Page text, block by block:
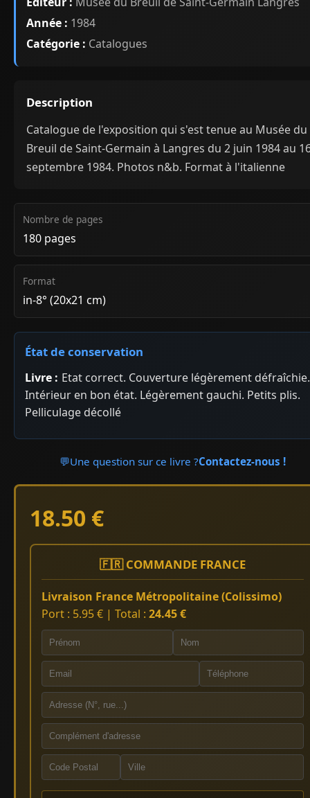
Année : 1984
Catégorie : Catalogues
Description
Catalogue de l'exposition qui s'est tenue au Musée du
Breuil de Saint-Germain à Langres du 2 juin 1984 au
septembre 1984. Photos n&b. Format à l'italienne
Nombre de pages
180 pages
Format
in-8° (20x21 cm)
État de conservation
Livre : Etat correct. Couverture légèrement défraîchie.
Intérieur en bon état. Légèrement gauchi. Petits plis.
Pelliculage décollé
💬Une question sur ce livre ?Contactez-nous !
18.50 €
🇫🇷 COMMANDE FRANCE
Livraison France Métropolitaine (Colissimo)
Port : 5.95 € | Total : 24.45 €